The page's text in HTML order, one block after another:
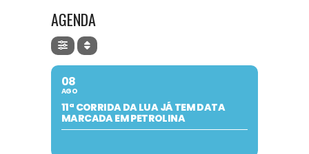
AGENDA
08
AGO
11ª CORRIDA DA LUA JÁ TEM DATA
MARCADA EM PETROLINA